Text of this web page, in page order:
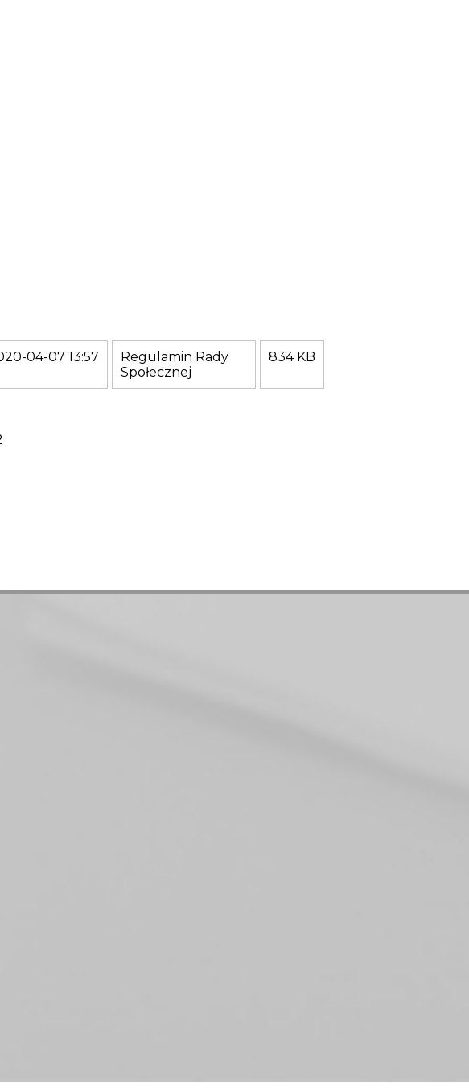
04-07 13:57
Regulamin Rady
Społecznej
834 KB
14